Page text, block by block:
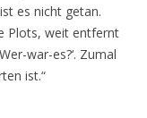
es nicht getan.
Plots, weit entfernt
war-es?‘. Zumal
ist.“